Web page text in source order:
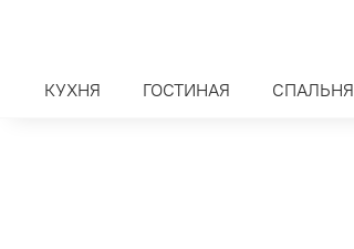
КУХНЯ ГОСТИНАЯ СПАЛЬНЯ